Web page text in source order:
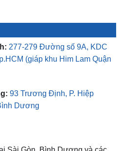
277-279 Đường số 9A, KDC
Sài Gòn, Bình Dương và các